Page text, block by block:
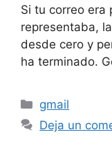
Si tu correo era
representaba,
desde cero y
ha terminado.
Categorías
gmail
Deja un